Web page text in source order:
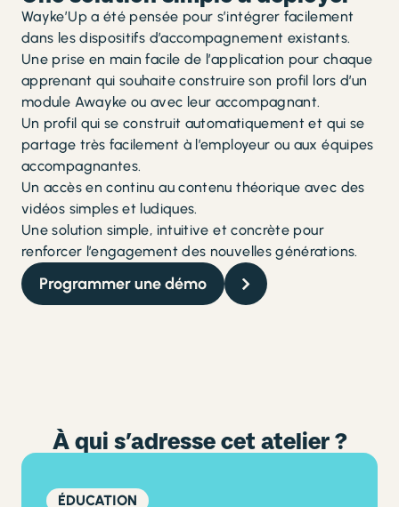
Wayke’Up a été pensée pour s’intégrer facilement
dans les dispositifs d’accompagnement existants.
Une prise en main facile de l’application pour chaque
apprenant qui souhaite construire son profil lors d’un
module Awayke ou avec leur accompagnant.
Un profil qui se construit automatiquement et qui se
partage très facilement à l’employeur ou aux équipes
accompagnantes.
Un accès en continu au contenu théorique avec des
vidéos simples et ludiques.
Une solution simple, intuitive et concrète pour
renforcer l’engagement des nouvelles générations.
Programmer une démo
À qui s’adresse cet atelier ?
ÉDUCATION